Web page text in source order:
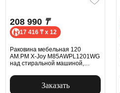
208 990 ₸
17 416 ₸ x 12
Раковина мебельная 120
AM.PM X-Joy M85AWPL1201WG
над стиральной машиной,
Заказать